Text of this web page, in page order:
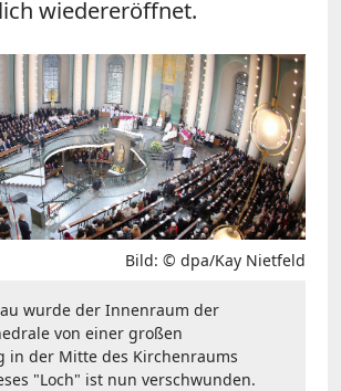
wiedereröffnet.
Bild: © dpa/Kay Nietfeld
wurde der Innenraum der
von einer großen
in der Mitte des Kirchenraums
"Loch" ist nun verschwunden.